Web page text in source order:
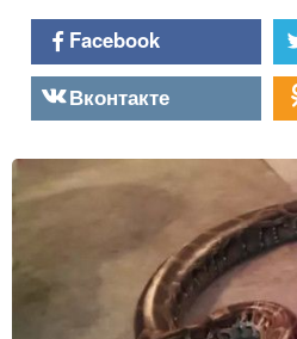
Facebook
Вконтакте